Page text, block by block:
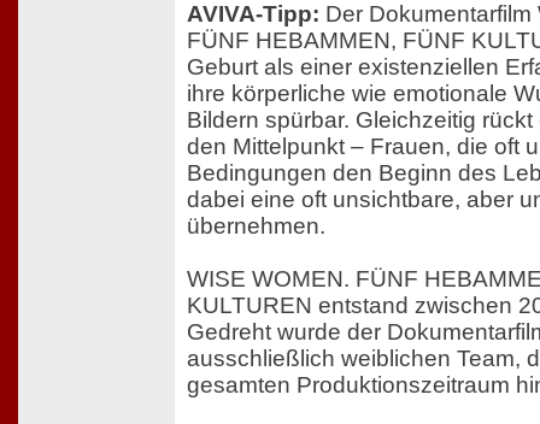
AVIVA-Tipp: Der Dokumentarfilm
FÜNF HEBAMMEN, FÜNF
Geburt als einer existenziellen
ihre körperliche wie emotionale
Bildern spürbar. Gleichzeitig
den Mittelpunkt – Frauen, die oft
Bedingungen den Beginn des
dabei eine oft unsichtbare, aber
übernehmen.
WISE WOMEN. FÜNF
KULTUREN entstand zwischen
Gedreht wurde der
ausschließlich weiblichen Team,
gesamten Produktionszeitraum